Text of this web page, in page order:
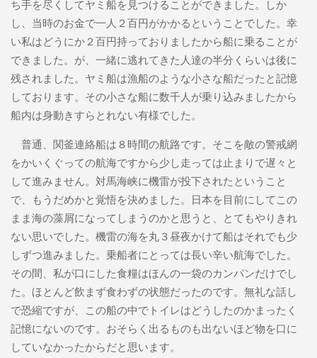
ち手を尽くしてヤミ船を見つけることができました。しか
し、当時のお金で一人２百円がかかるということでした。幸
い私はどうにか２百円持っておりましたから船に乗ることが
できました。が、一緒に逃れてきた人達の半分くらいは後に
残されました。ヤミ船は漁船のような小さな船だったと記憶
しております。その小さな船に数千人が乗り込みましたから
船内は身動きすらとれない有様でした。
普通、関釜連絡船は８時間の航路です。そこを敵の警戒網
をかいくぐっての航海ですから少し走っては止まりで遅々と
して進みません。対馬海峡に機雷が投下されたということ
で、もうだめかと覚悟を決めました。日本を目前にしてこの
まま海の藻屑になってしまうのかと思うと、とてもやりきれ
ない思いでした。機雷の海を丸３昼夜かけて船はそれでも少
しずつ進みました。乗船者にとっては長い辛い航海でした。
その間、私が口にした食糧はほんの一袋のカンパンだけでし
た。ほとんど飲まず食わずの状態だったのです。無礼な話し
で恐縮ですが、この船の中でトイレはどうしたのかまったく
記憶にないのです。おそらく出るものも出ないほど物を口に
していなかったからだと思います。